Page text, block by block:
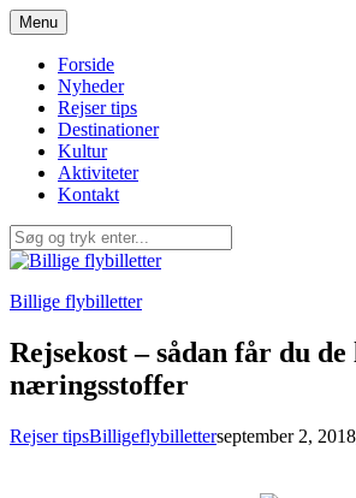
Spring
til
indhold
Menu
Forside
Nyheder
Rejser tips
Destinationer
Kultur
Aktiviteter
Kontakt
Billige flybilletter
Rejsekost – sådan får du
næringsstoffer
Rejser tipsBilligeflybilletterseptember 2, 2018